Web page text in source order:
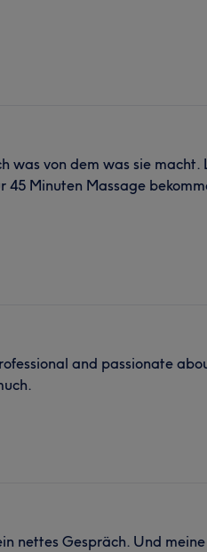
was von dem was sie macht.
45 Minuten Massage
and passionate
nettes Gespräch. Und